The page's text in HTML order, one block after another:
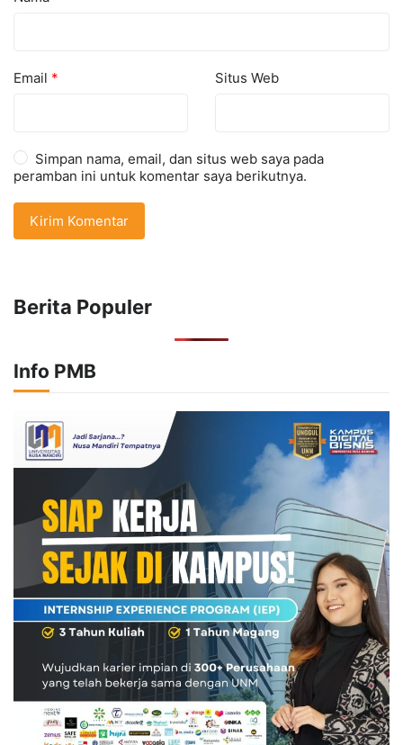
Email * Situs Web
Simpan nama, email, dan situs web saya pada
peramban ini untuk komentar saya berikutnya.
Berita Populer
Info PMB